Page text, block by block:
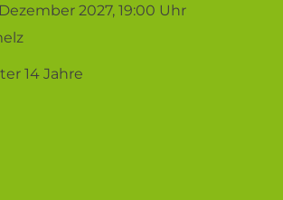
2027, 19:00 Uhr
14 Jahre